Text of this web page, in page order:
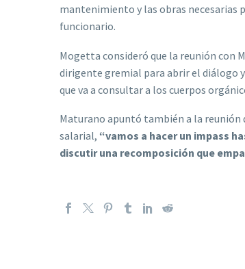
mantenimiento y las obras necesarias
funcionario.
Mogetta consideró que la reunión con
dirigente gremial para abrir el diálogo
que va a consultar a los cuerpos
Maturano apuntó también a la
salarial, “vamos a hacer un impass
discutir una recomposición que